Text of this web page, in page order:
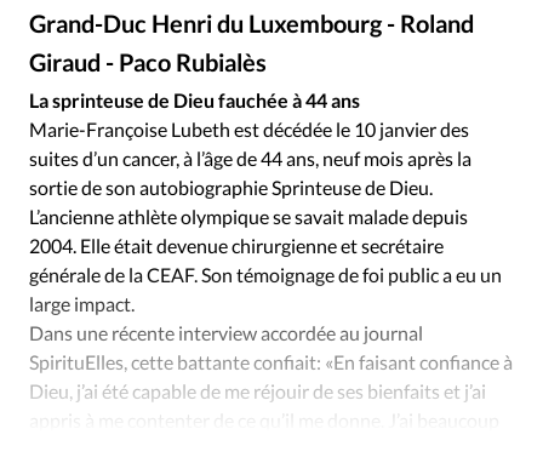
Se connecter
Devise:CHF
Tous les articles
Actualité chrétienne
Actualité internationale
Chronique
Culture
Dossier
Eglises Foi Génération réveil
Monde
Opinions
Société
Tour du monde des Eglises
Trait d'Ixène
Vécu
Vie Intérieure
Grand-Duc Henri du Luxembourg - Roland
Giraud - Paco Rubialès
La sprinteuse de Dieu fauchée à 44 ans
Marie-Françoise Lubeth est décédée le 10 janvier des
suites d’un cancer, à l’âge de 44 ans, neuf mois après la
sortie de son autobiographie Sprinteuse de Dieu.
L’ancienne athlète olympique se savait malade depuis
2004. Elle était devenue chirurgienne et secrétaire
générale de la CEAF. Son témoignage de foi public a eu un
large impact.
Dans une récente interview accordée au journal
SpirituElles, cette battante confiait: «En faisant confiance à
Dieu, j’ai été capable de me réjouir de ses bienfaits et j’ai
appris à me contenter de ce qu’il me donne. J’ai beaucoup